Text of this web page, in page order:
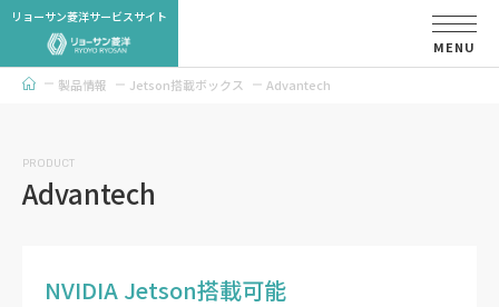
リョーサン菱洋サービスサイト
MENU
トップページ
製品情報 Jetson搭載ボックス Advantech
PRODUCT
Advantech
NVIDIA Jetson搭載可能